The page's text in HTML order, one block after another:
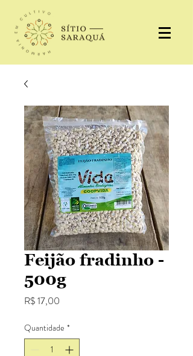
Feijão fradinho -
500g
R$ 17,00
Quantidade *